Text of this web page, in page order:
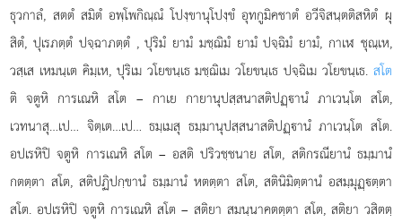
ธุวกาลํ, สตตํ สมิตํ อพฺโพกิณฺณํ โปงฺขานุโปงฺขํ อุทกูมิคชาตํ อวีจิสนฺตติสหิตํ ผุ
สิตํ, ปุเรภตฺตํ ปจฺฉาภตฺตํ , ปุริมํ ยามํ มชฺฌิมํ ยามํ ปจฺฉิมํ ยามํ, กาเฬ ชุณฺเห,
วสฺเส เหมนฺเต คิมฺเห, ปุริเม วโยขนฺเธ มชฺฌิเม วโยขนฺเธ ปจฺฉิเม วโยขนฺเธ. สโต
ติ จตูหิ การเณหิ สโต – กาเย กายานุปสฺสนาสติปฏฺานํ ภาเวนฺโต สโต,
เวทนาสุ…เป… จิตฺเต…เป… ธมฺเมสุ ธมฺมานุปสฺสนาสติปฏฺานํ ภาเวนฺโต สโต.
อปเรหิปิ จตูหิ การเณหิ สโต – อสติ ปริวชฺชนาย สโต, สติกรณียานํ ธมฺมานํ
กตตฺตา สโต, สติปฏิปกฺขานํ ธมฺมานํ หตตฺตา สโต, สตินิมิตฺตานํ อสมฺมุฏฺตฺตา
สโต. อปเรหิปิ จตูหิ การเณหิ สโต – สติยา สมนฺนาคตตฺตา สโต, สติยา วสิตตฺ